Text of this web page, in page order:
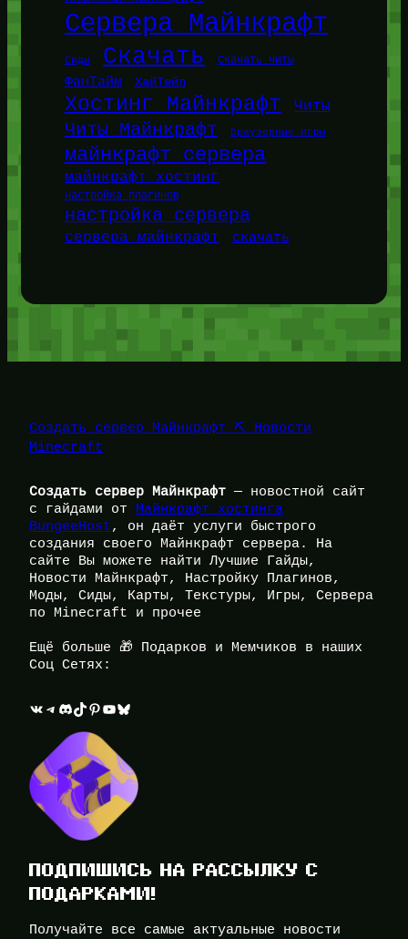
Сервера Майнкрафт
Сиды Скачать Скачать читы
ФанТайм ХайТейл
Хостинг Майнкрафт Читы
Читы Майнкрафт браузерные игры
майнкрафт сервера
майнкрафт хостинг
настройка плагинов
настройка сервера
сервера майнкрафт скачать
Создать сервер Майнкрафт ⛏️ Новости
Minecraft
Создать сервер Майнкрафт — новостной сайт
с гайдами от Майнкрафт хостинга
BungeeHost, он даёт услуги быстрого
создания своего Майнкрафт сервера. На
сайте Вы можете найти Лучшие Гайды,
Новости Майнкрафт, Настройку Плагинов,
Моды, Сиды, Карты, Текстуры, Игры, Сервера
по Minecraft и прочее
Ещё больше 🎁 Подарков и Мемчиков в наших
Соц Сетях:
ВКонтакте Telegram Discord TikTok Pinterest YouTube Bluesky
ПОДПИШИСЬ НА РАССЫЛКУ С
ПОДАРКАМИ!
Получайте все самые актуальные новости